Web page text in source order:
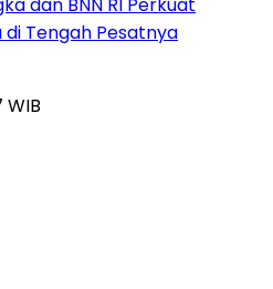
dan BNN RI Perkuat
Tengah Pesatnya
WIB